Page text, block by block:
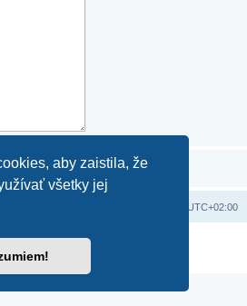
aby zaistila, že
všetky jej
UTC+02:00
® Forum Software © phpBB Limited
|Podmienky